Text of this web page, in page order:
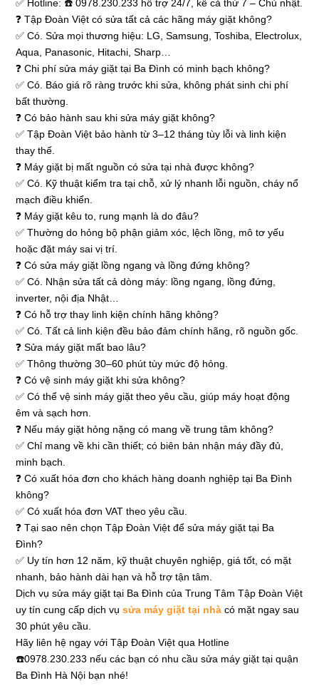
✅ Hotline: ☎️ 0978.230.233 hỗ trợ 24/7, kể cả thứ 7 – Chủ nhật.
❓ Tập Đoàn Việt có sửa tất cả các hãng máy giặt không?
✅ Có. Sửa mọi thương hiệu: LG, Samsung, Toshiba, Electrolux,
Aqua, Panasonic, Hitachi, Sharp…
❓ Chi phí sửa máy giặt tại Ba Đình có minh bạch không?
✅ Có. Báo giá rõ ràng trước khi sửa, không phát sinh chi phí
bất thường.
❓ Có bảo hành sau khi sửa máy giặt không?
✅ Tập Đoàn Việt bảo hành từ 3–12 tháng tùy lỗi và linh kiện
thay thế.
❓ Máy giặt bị mất nguồn có sửa tại nhà được không?
✅ Có. Kỹ thuật kiểm tra tại chỗ, xử lý nhanh lỗi nguồn, cháy nổ
mạch điều khiển.
❓ Máy giặt kêu to, rung mạnh là do đâu?
✅ Thường do hỏng bộ phận giảm xóc, lệch lồng, mô tơ yếu
hoặc đặt máy sai vị trí.
❓ Có sửa máy giặt lồng ngang và lồng đứng không?
✅ Có. Nhận sửa tất cả dòng máy: lồng ngang, lồng đứng,
inverter, nội địa Nhật…
❓ Có hỗ trợ thay linh kiện chính hãng không?
✅ Có. Tất cả linh kiện đều bảo đảm chính hãng, rõ nguồn gốc.
❓ Sửa máy giặt mất bao lâu?
✅ Thông thường 30–60 phút tùy mức độ hỏng.
❓ Có vệ sinh máy giặt khi sửa không?
✅ Có thể vệ sinh máy giặt theo yêu cầu, giúp máy hoạt động
êm và sạch hơn.
❓ Nếu máy giặt hỏng nặng có mang về trung tâm không?
✅ Chỉ mang về khi cần thiết; có biên bản nhận máy đầy đủ,
minh bạch.
❓ Có xuất hóa đơn cho khách hàng doanh nghiệp tại Ba Đình
không?
✅ Có xuất hóa đơn VAT theo yêu cầu.
❓ Tại sao nên chọn Tập Đoàn Việt để sửa máy giặt tại Ba
Đình?
✅ Uy tín hơn 12 năm, kỹ thuật chuyên nghiệp, giá tốt, có mặt
nhanh, bảo hành dài hạn và hỗ trợ tận tâm.
Dịch vụ sửa máy giặt tại Ba Đình của Trung Tâm Tập Đoàn Việt
uy tín cung cấp dịch vụsửa máy giặt tại nhà có mặt ngay sau
30 phút yêu cầu.
Hãy liên hệ ngay với Tập Đoàn Việt qua Hotline
☎️0978.230.233 nếu các bạn có nhu cầu sửa máy giặt tại quận
Ba Đình Hà Nội bạn nhé!